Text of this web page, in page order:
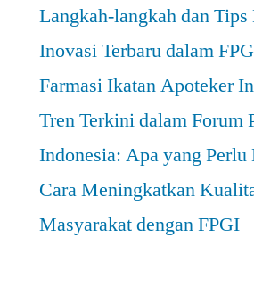
Langkah-langkah dan
Inovasi Terbaru dalam
Farmasi Ikatan Apoteker
Tren Terkini dalam Forum
Indonesia: Apa yang
Cara Meningkatkan
Masyarakat dengan FPGI